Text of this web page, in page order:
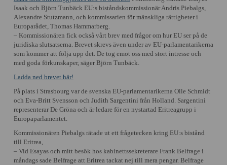
Isaak och Björn Tunbäck EU:s biståndskommissionär Andris Piebalgs,
Alexandre Stutzmann, och kommissarien för mänskliga rättigheter i
Europarådet, Thomas Hammarberg.
– Kommissionären fick också vårt brev med frågor om hur EU ser på de
juridiska slutsatserna. Brevet skrevs även under av EU-parlamentarikerna
som kommer att följa upp det. De tog emot oss med stort intresse och
med goda förkunskaper, säger Björn Tunbäck.
Ladda ned brevet här!
På plats i Strasbourg var de svenska EU-parlamentarikerna Olle Schmidt
och Eva-Britt Svensson och Judith Sargentini från Holland. Sargentini
representerar De Gröna och är ledare för en nystartad Eritreagrupp i
Europaparlamentet.
Kommissionären Piebalgs rätade ut ett frågetecken kring EU:s bistånd
till Eritrea,
– Vid Esayas och mitt besök hos kabinettssekreterare Frank Belfrage i
måndags sade Belfrage att Eritrea tackat nej till mera pengar. Belfrage